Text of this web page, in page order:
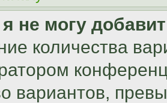
не могу
количества
вариантов,